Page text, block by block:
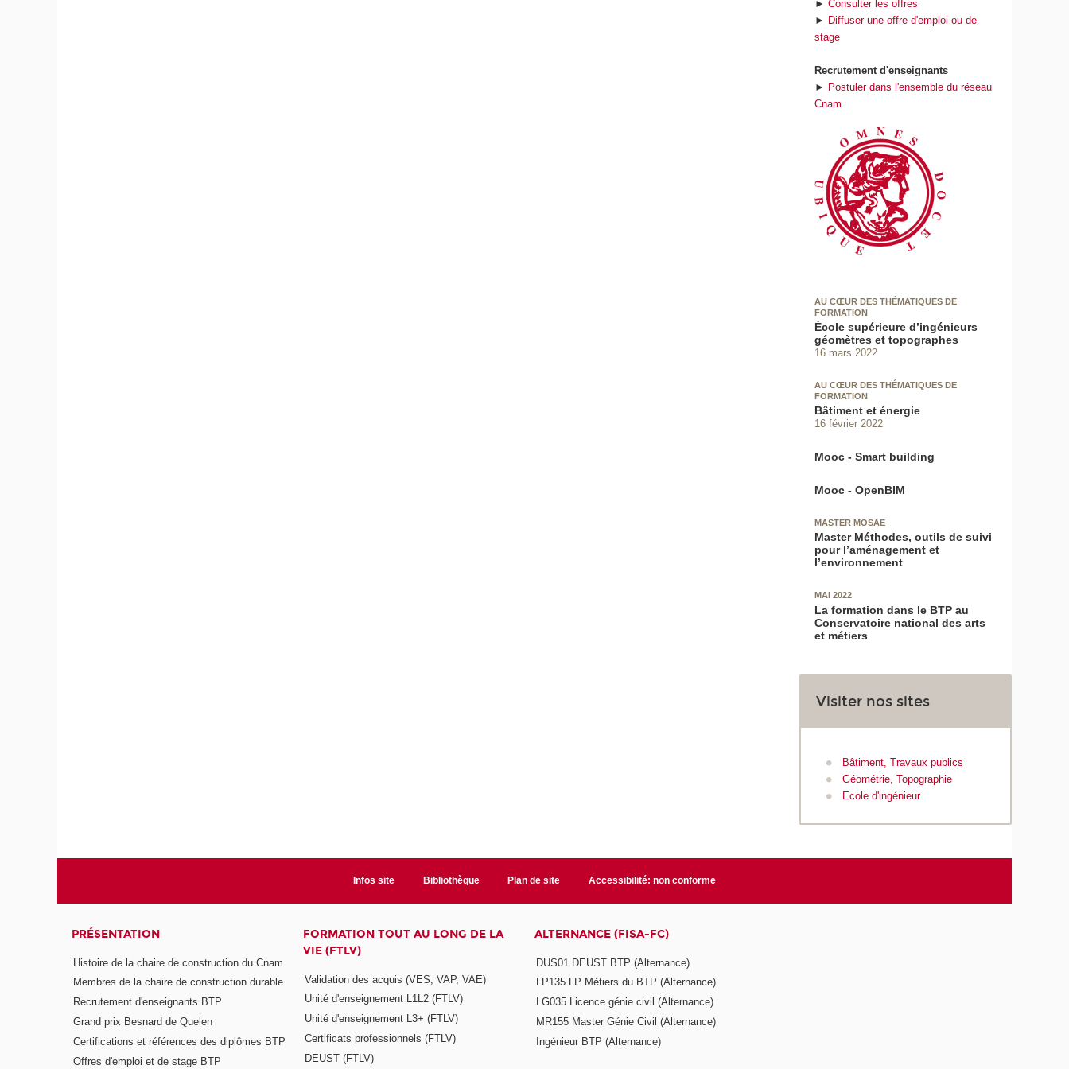
►Consulter les offres
► Diffuser une offre d'emploi ou de
stage
Recrutement d'enseignants
► Postuler dans l'ensemble du réseau
Cnam
AU CŒUR DES THÉMATIQUES DE
FORMATION
École supérieure d’ingénieurs
géomètres et topographes
16 mars 2022
AU CŒUR DES THÉMATIQUES DE
FORMATION
Bâtiment et énergie
16 février 2022
Mooc - Smart building
Mooc - OpenBIM
MASTER MOSAE
Master Méthodes, outils de suivi
pour l’aménagement et
l’environnement
MAI 2022
La formation dans le BTP au
Conservatoire national des arts
et métiers
Visiter nos sites
Bâtiment, Travaux publics
Géométrie, Topographie
Ecole d'ingénieur
Infos site Bibliothèque Plan de site Accessibilité: non conforme
PRÉSENTATION
Histoire de la chaire de construction du Cnam
Membres de la chaire de construction durable
Recrutement d'enseignants BTP
Grand prix Besnard de Quelen
Certifications et références des diplômes BTP
Offres d'emploi et de stage BTP
FORMATION TOUT AU LONG DE LA
VIE (FTLV)
Validation des acquis (VES, VAP, VAE)
Unité d'enseignement L1L2 (FTLV)
Unité d'enseignement L3+ (FTLV)
Certificats professionnels (FTLV)
DEUST (FTLV)
ALTERNANCE (FISA-FC)
DUS01 DEUST BTP (Alternance)
LP135 LP Métiers du BTP (Alternance)
LG035 Licence génie civil (Alternance)
MR155 Master Génie Civil (Alternance)
Ingénieur BTP (Alternance)